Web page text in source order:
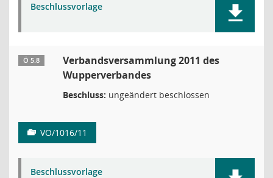
Beschlussvorlage
Ö 5.8
Verbandsversammlung 2011 des
Wupperverbandes
Beschluss: ungeändert beschlossen
VO/1016/11
Beschlussvorlage